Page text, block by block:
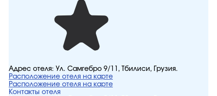
Адрес отеля: Ул. Самгебро 9/11, Тбилиси, Грузия.
Расположение отеля на карте
Расположение отеля на карте
Контакты отеля